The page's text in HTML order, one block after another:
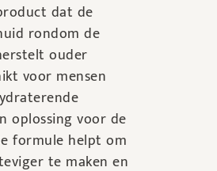
dat de
rondom de
ouder
voor mensen
oplossing voor de
formule helpt om
te maken en